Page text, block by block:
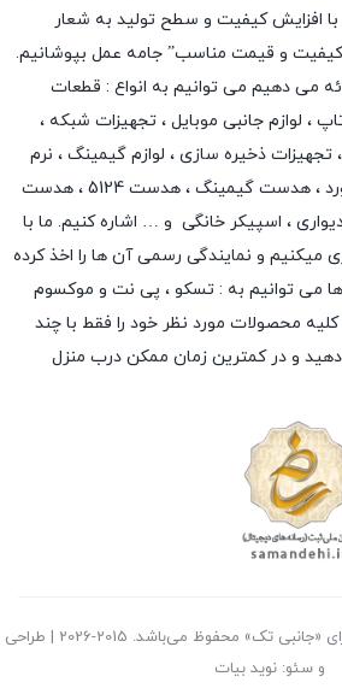
افزایش کیفیت و سطح تولید به شعار
کیفیت و قیمت مناسب” جامه عمل بپوشانیم.
می دهیم می توانیم به انواع : قطعات
، لوازم جانبی موبایل ، تجهیزات شبکه ،
، تجهیزات ذخیره سازی ، لوازم گیمینگ ، نرم
، هدست گیمینگ
، هدست 5124 ، هدست
، اسپیکر خانگی و … اشاره کنیم. ما با
میکنیم و نمایندگی رسمی آن ها را اخذ کرده
می توانیم به : تسکو ، پی نت و موکسوم
محصولات مورد نظر خود را فقط با چند
و در کمترین زمان ممکن درب منزل
تمامی حقوق مادی و معنوی برای «جانبی تک» محفوظ می‌باشد. 2015-2026 | طراحی
و سئو: نوید بیات